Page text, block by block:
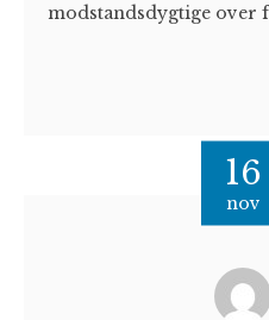
modstandsdygtige over
16
nov